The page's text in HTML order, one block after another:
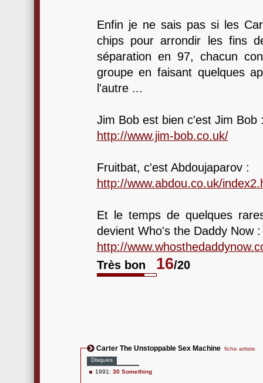
Enfin je ne sais pas si les
chips pour arrondir les fins
séparation en 97, chacun
groupe en faisant quelques
l'autre ...
Jim Bob est bien c'est Jim Bob
http://www.jim-bob.co.uk/
Fruitbat, c'est Abdoujaparov :
http://www.abdou.co.uk/
Et le temps de quelques
devient Who's the Daddy Now :
http://
Très bon
16/20
Carter The Unstoppable Sex Machine fiche artiste
Disques
1991: 30 Something